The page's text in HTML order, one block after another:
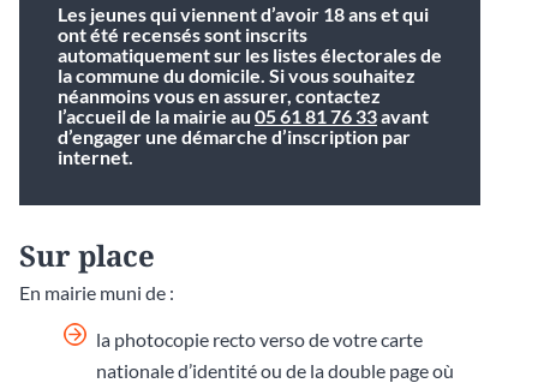
Les jeunes qui viennent d’avoir 18 ans et qui
ont été recensés sont inscrits
automatiquement sur les listes électorales de
la commune du domicile. Si vous souhaitez
néanmoins vous en assurer, contactez
l’accueil de la mairie au 05 61 81 76 33avant
d’engager une démarche d’inscription par
internet.
Sur place
En mairie muni de :
la photocopie recto verso de votre carte
nationale d’identité ou de la double page où